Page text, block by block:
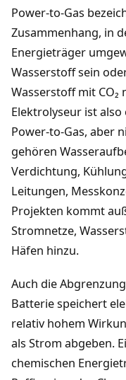
Power-to-Gas
Zusammenhang, in
Energieträger
Wasserstoff sein
Wasserstoff mit
Elektrolyseur ist
Power-to-Gas, aber
gehören
Verdichtung,
Leitungen,
Projekten kommt
Stromnetze,
Häfen hinzu.
Auch die
Batterie speichert
relativ hohem
als Strom abgeben.
chemischen